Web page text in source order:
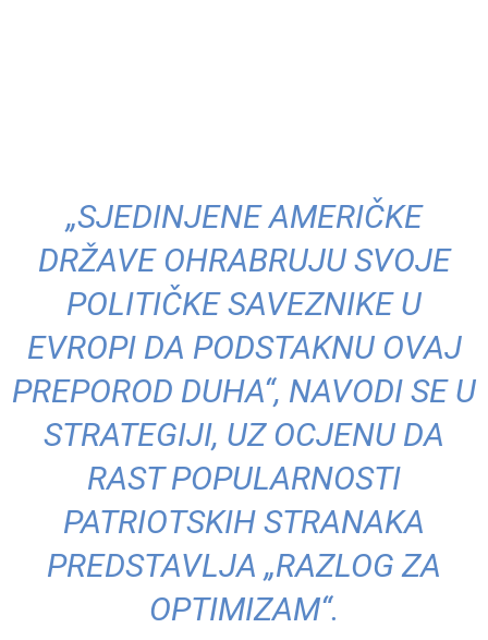
„SJEDINJENE AMERIČKE
DRŽAVE OHRABRUJU SVOJE
POLITIČKE SAVEZNIKE U
EVROPI DA PODSTAKNU OVAJ
PREPOROD DUHA“, NAVODI SE U
STRATEGIJI, UZ OCJENU DA
RAST POPULARNOSTI
PATRIOTSKIH STRANAKA
PREDSTAVLJA „RAZLOG ZA
OPTIMIZAM“.